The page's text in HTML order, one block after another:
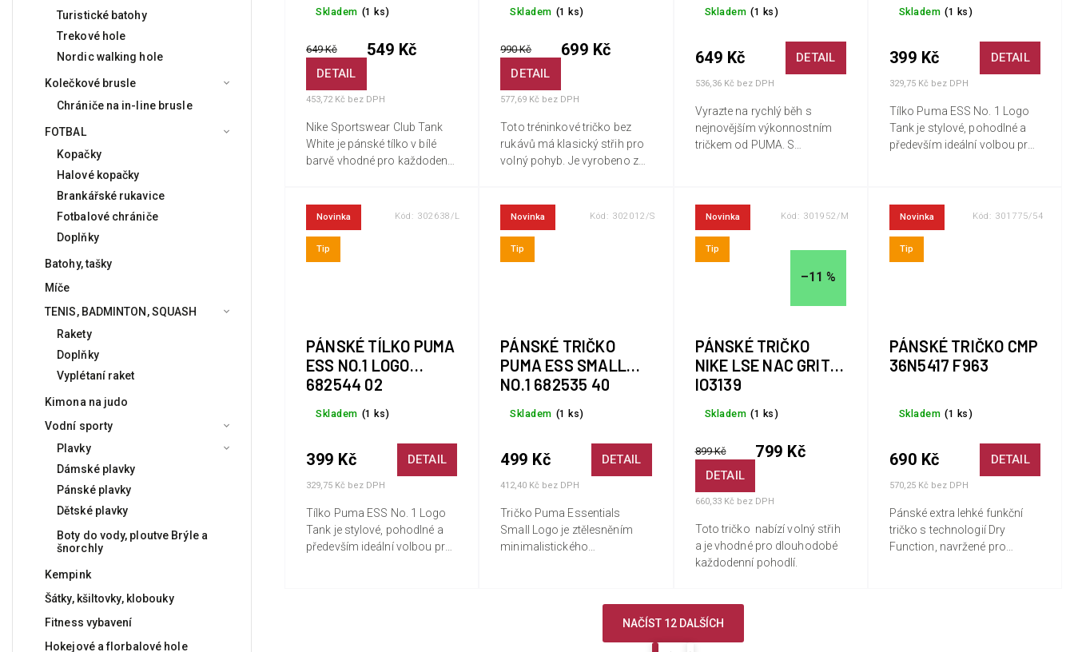
Turistické batohy
Trekové hole
Nordic walking hole
Kolečkové brusle
Chrániče na in-line brusle
FOTBAL
Kopačky
Halové kopačky
Brankářské rukavice
Fotbalové chrániče
Doplňky
Batohy, tašky
Míče
TENIS, BADMINTON, SQUASH
Rakety
Doplňky
Vyplétaní raket
Kimona na judo
Vodní sporty
Plavky
Dámské plavky
Pánské plavky
Dětské plavky
Boty do vody, ploutve Brýle a
šnorchly
Kempink
Šátky, kšiltovky, klobouky
Fitness vybavení
Hokejové a florbalové hole
Skladem (1 ks)
DETAIL
453,72 Kč bez DPH
649 Kč 549 Kč
Nike Sportswear Club Tank
White je pánské tílko v bílé
barvě vhodné pro každodenní
což vytváří příjemný pocit
při...
Skladem (1 ks)
DETAIL
577,69 Kč bez DPH
990 Kč 699 Kč
Toto tréninkové tričko bez
rukávů má klasický střih pro
volný pohyb. Je vyrobeno z
rovný lem a malé logo na
hrudi.
Skladem (1 ks)
DETAIL
536,36 Kč bez DPH
649 Kč
Vyrazte na rychlý běh s
nejnovějším výkonnostním
tričkem od PUMA. S
maximální pohyb a plochými
švy pro...
Skladem (1 ks)
DETAIL
329,75 Kč bez DPH
399 Kč
Tílko Puma ESS No. 1 Logo
Tank je stylové, pohodlné a
především ideální volbou pro
ikonickým...
Novinka
Tip
PÁNSKÉ TÍLKO PUMA
ESS NO.1 LOGO
682544 02
Skladem (1 ks)
DETAIL
329,75 Kč bez DPH
399 Kč
Tílko Puma ESS No. 1 Logo
Tank je stylové, pohodlné a
především ideální volbou pro
Kód: 302638/L Novinka
Tip
PÁNSKÉ TRIČKO
PUMA ESS SMALL
NO.1 682535 40
Skladem (1 ks)
DETAIL
412,40 Kč bez DPH
499 Kč
Tričko Puma Essentials
Small Logo je ztělesněním
minimalistického
tričko je ideální jak pro lehký...
Kód: 302012/S Novinka
Tip
–11 %
PÁNSKÉ TRIČKO
NIKE LSE NAC GRIT
IO3139
Skladem (1 ks)
DETAIL
660,33 Kč bez DPH
899 Kč 799 Kč
Toto tričko nabízí volný střih
a je vhodné pro dlouhodobé
každodenní pohodlí.
Kód: 301952/M Novinka
Tip
PÁNSKÉ TRIČKO CMP
36N5417 F963
Skladem (1 ks)
DETAIL
570,25 Kč bez DPH
690 Kč
Pánské extra lehké funkční
tričko s technologií Dry
Function, navržené pro
Kód: 301775/54
NAČÍST 12 DALŠÍCH